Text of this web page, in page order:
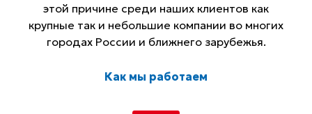
этой причине среди наших клиентов как
крупные так и небольшие компании во многих
городах России и ближнего зарубежья.
Как мы работаем